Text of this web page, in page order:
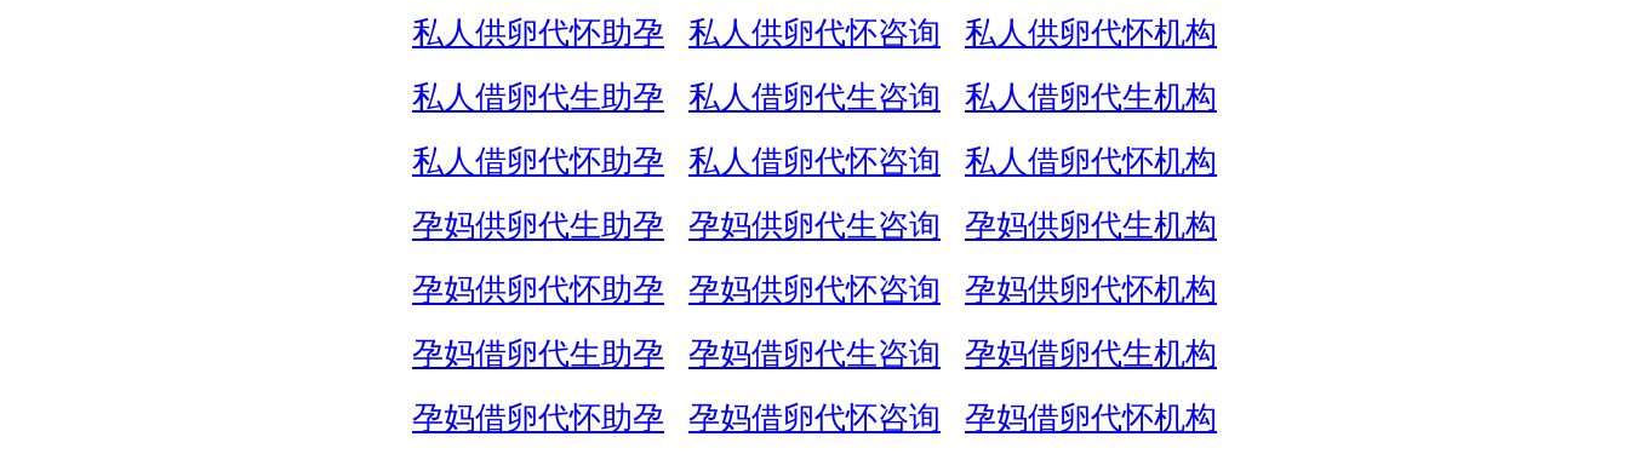
私人供卵代怀助孕
私人供卵代怀咨询
私人供卵代怀机构
私人借卵代生助孕
私人借卵代生咨询
私人借卵代生机构
私人借卵代怀助孕
私人借卵代怀咨询
私人借卵代怀机构
孕妈供卵代生助孕
孕妈供卵代生咨询
孕妈供卵代生机构
孕妈供卵代怀助孕
孕妈供卵代怀咨询
孕妈供卵代怀机构
孕妈借卵代生助孕
孕妈借卵代生咨询
孕妈借卵代生机构
孕妈借卵代怀助孕
孕妈借卵代怀咨询
孕妈借卵代怀机构